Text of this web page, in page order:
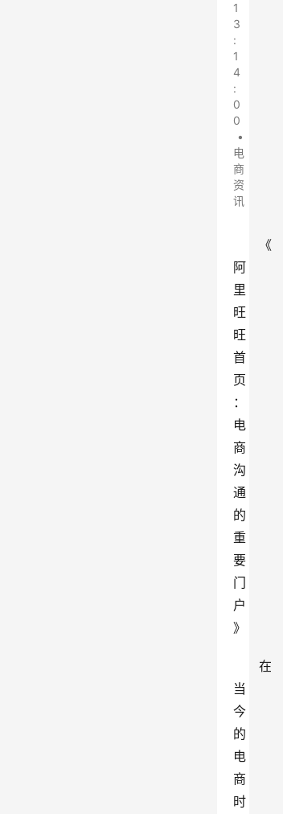
1
3
:
1
4
:
0
0
•
电
商
资
讯
《
阿
里
旺
旺
首
页
：
电
商
沟
通
的
重
要
门
户
》
在
当
今
的
电
商
时